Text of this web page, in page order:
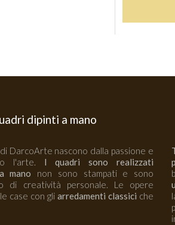
dipinti a mano
di DarcoArte nascono dalla passione e
l'arte. I quadri sono realizzati
mano non sono stampati e sono
di creatività personale. Le opere
case con gli arredamenti classici che